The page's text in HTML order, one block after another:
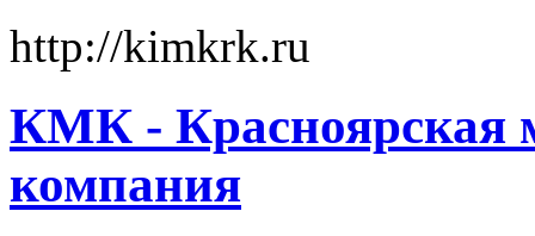
http://kimkrk.ru
КМК - Красноярская
компания